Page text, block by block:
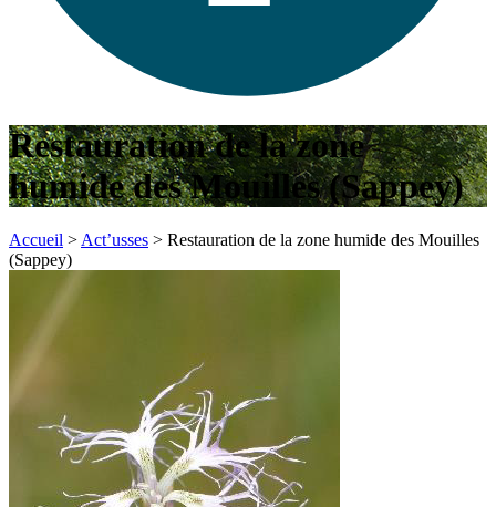
Restauration de la zone
humide des Mouilles (Sappey)
Accueil >Act’usses > Restauration de la zone humide des Mouilles
(Sappey)